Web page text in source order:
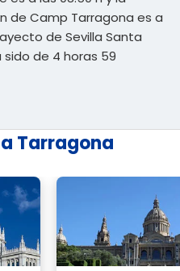
de Camp Tarragona es a
de Sevilla Santa
de 4 horas 59
Tarragona